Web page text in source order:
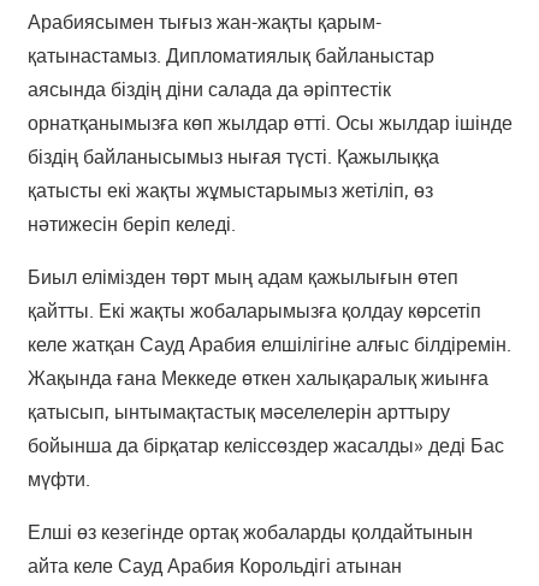
Арабиясымен тығыз жан-жақты қарым-
қатынастамыз. Дипломатиялық байланыстар
аясында біздің діни салада да әріптестік
орнатқанымызға көп жылдар өтті. Осы жылдар ішінде
біздің байланысымыз нығая түсті. Қажылыққа
қатысты екі жақты жұмыстарымыз жетіліп, өз
нәтижесін беріп келеді.
Биыл елімізден төрт мың адам қажылығын өтеп
қайтты. Екі жақты жобаларымызға қолдау көрсетіп
келе жатқан Сауд Арабия елшілігіне алғыс білдіремін.
Жақында ғана Меккеде өткен халықаралық жиынға
қатысып, ынтымақтастық мәселелерін арттыру
бойынша да бірқатар келіссөздер жасалды» деді Бас
мүфти.
Елші өз кезегінде ортақ жобаларды қолдайтынын
айта келе Сауд Арабия Корольдігі атынан